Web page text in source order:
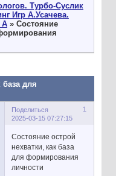
Турбо-Суслик
Игр А.Усачева.
А » Состояние
база для
Поделиться
1
2025-03-15 07:27:15
Состояние острой
нехватки, как база
для формирования
личности